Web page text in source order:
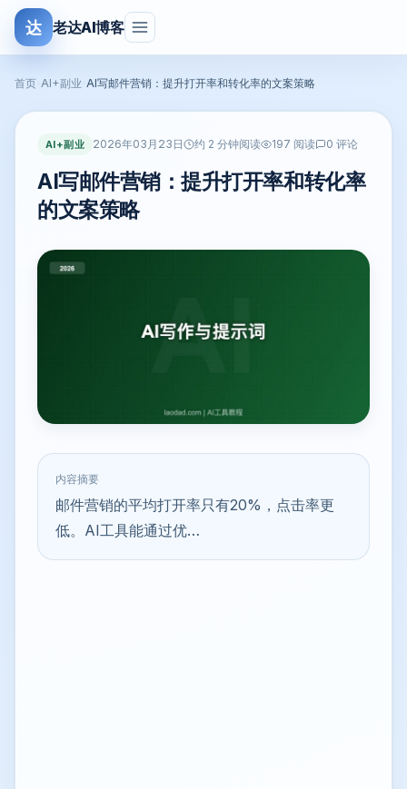
达 老达AI博客
首页 AI+副业 AI写邮件营销：提升打开率和转化率的文案策略
AI+副业 2026年03月23日 约 2 分钟阅读 197 阅读 0 评论
AI写邮件营销：提升打开率和转化率
的文案策略
内容摘要
邮件营销的平均打开率只有20%，点击率更
低。AI工具能通过优…